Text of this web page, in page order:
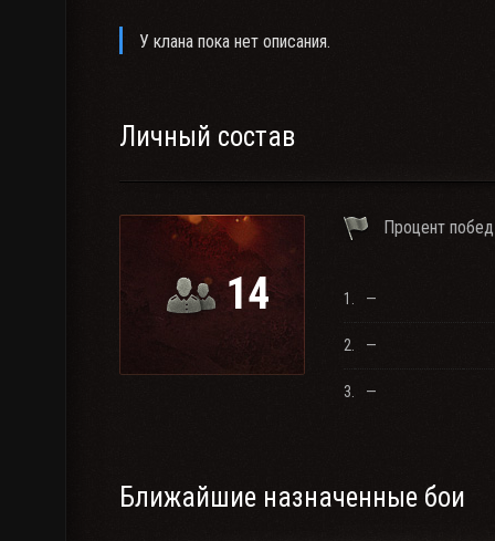
У клана пока нет описания.
Личный состав
14
Процент побед
1. —
2. —
3. —
Ближайшие назначенные бои